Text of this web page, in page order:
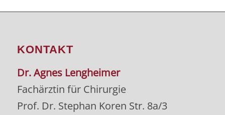
KONTAKT
Dr. Agnes Lengheimer
Fachärztin für Chirurgie
Prof. Dr. Stephan Koren Str. 8a/3